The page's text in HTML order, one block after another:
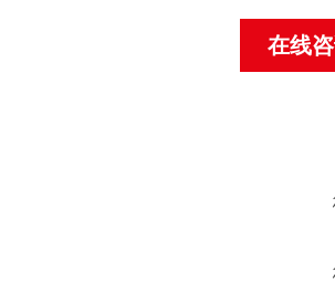
在线